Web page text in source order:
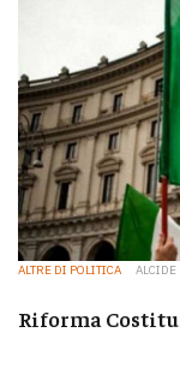
ALTRE DI POLITICA ALCIDE
Riforma